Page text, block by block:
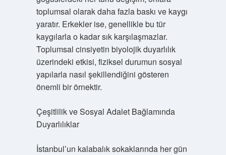
toplumsal olarak daha fazla baskı ve kaygı
yaratır. Erkekler ise, genellikle bu tür
kaygılarla o kadar sık karşılaşmazlar.
Toplumsal cinsiyetin biyolojik duyarlılık
üzerindeki etkisi, fiziksel durumun sosyal
yapılarla nasıl şekillendiğini gösteren
önemli bir örnektir.
Çeşitlilik ve Sosyal Adalet Bağlamında
Duyarlılıklar
İstanbul’un kalabalık sokaklarında her gün